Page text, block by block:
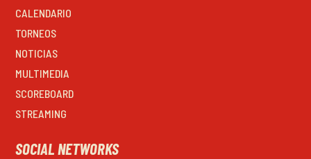
CALENDARIO
TORNEOS
NOTICIAS
MULTIMEDIA
SCOREBOARD
STREAMING
SOCIAL NETWORKS